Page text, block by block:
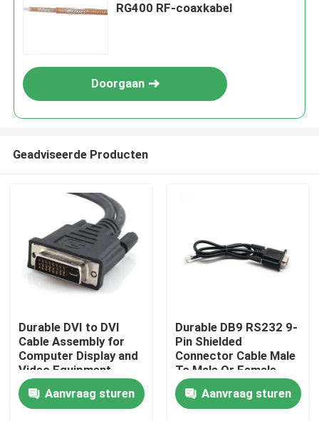
Thuis
RG400 RF-coaxkabel
Doorgaan
Geadviseerde Producten
Durable DVI to DVI
Cable Assembly for
Computer Display and
Video Equipment
Custom Cable Wire
Harness
Manufacturers
Aanvraag sturen
Durable DB9 RS232 9-
Pin Shielded
Connector Cable Male
To Male Or Female
Type | Custom Cable
Aanvraag sturen